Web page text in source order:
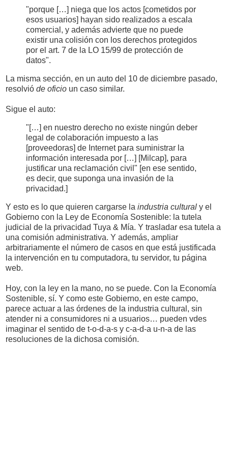
"porque […] niega que los actos [cometidos por
esos usuarios] hayan sido realizados a escala
comercial, y además advierte que no puede
existir una colisión con los derechos protegidos
por el art. 7 de la LO 15/99 de protección de
datos".
La misma sección, en un auto del 10 de diciembre pasado,
resolvió de oficio un caso similar.
Sigue el auto:
"[…] en nuestro derecho no existe ningún deber
legal de colaboración impuesto a las
[proveedoras] de Internet para suministrar la
información interesada por […] [Milcap], para
justificar una reclamación civil" [en ese sentido,
es decir, que suponga una invasión de la
privacidad.]
Y esto es lo que quieren cargarse la industria cultural y el
Gobierno con la Ley de Economía Sostenible: la tutela
judicial de la privacidad Tuya & Mía. Y trasladar esa tutela a
una comisión administrativa. Y además, ampliar
arbitrariamente el número de casos en que está justificada
la intervención en tu computadora, tu servidor, tu página
web.
Hoy, con la ley en la mano, no se puede. Con la Economía
Sostenible, sí. Y como este Gobierno, en este campo,
parece actuar a las órdenes de la industria cultural, sin
atender ni a consumidores ni a usuarios… pueden vdes
imaginar el sentido de t-o-d-a-s y c-a-d-a u-n-a de las
resoluciones de la dichosa comisión.